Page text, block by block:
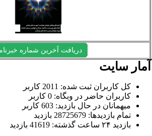
دریافت آخرین شماره خبرنامه
سایت
کل کاربران ثبت شده: 2011 کاربر
کاربران حاضر در وبگاه: 0 کاربر
میهمانان در حال بازدید: 603 کاربر
تمام بازدید‌ها: 28725679 بازدید
بازدید ۲۴ ساعت گذشته: 41619 بازدید